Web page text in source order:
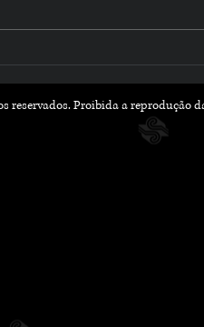
Inspiram
reservados. Proibida a reprodução